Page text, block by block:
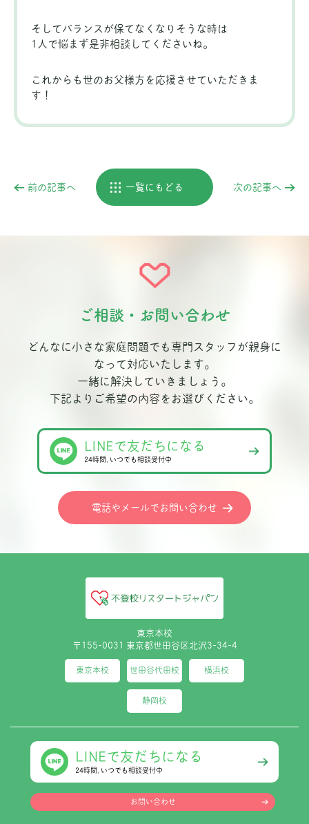
そしてバランスが保てなくなりそうな時は
1人で悩まず是非相談してくださいね。
これからも世のお父様方を応援させていただきま
す！
前の記事へ 一覧にもどる 次の記事へ
ご相談・お問い合わせ
どんなに小さな家庭問題でも専門スタッフが親身に
なって対応いたします。
一緒に解決していきましょう。
下記よりご希望の内容をお選びください。
LINEで友だちになる
24時間､いつでも相談受付中
電話やメールでお問い合わせ
東京本校
〒155-0031 東京都世田谷区北沢3-34-4
東京本校 世田谷代田校 横浜校
静岡校
LINEで友だちになる
24時間､いつでも相談受付中
お問い合わせ